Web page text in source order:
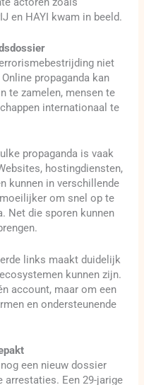
en HAYI kwam in beeld.
niet
propaganda kan
te zamelen, mensen te
internationaal te
propaganda is vaak
hostingdiensten,
kunnen in verschillende
om snel op te
Net die sporen kunnen
links maakt duidelijk
kunnen zijn.
account, maar om een
en ondersteunende
een nieuw dossier
arrestaties. Een 29-jarige